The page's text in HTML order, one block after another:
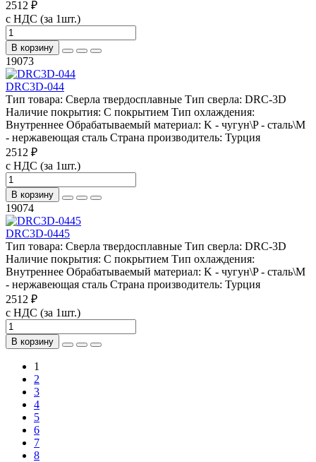
2512 ₽
с НДС (за 1шт.)
В корзину
19073
DRC3D-044
Тип товара: Сверла твердосплавные Тип сверла: DRC-3D
Наличие покрытия: С покрытием Тип охлаждения:
Внутреннее Обрабатываемый материал: K - чугун\P - сталь\М
- нержавеющая сталь Страна производитель: Турция
2512 ₽
с НДС (за 1шт.)
В корзину
19074
DRC3D-0445
Тип товара: Сверла твердосплавные Тип сверла: DRC-3D
Наличие покрытия: С покрытием Тип охлаждения:
Внутреннее Обрабатываемый материал: K - чугун\P - сталь\М
- нержавеющая сталь Страна производитель: Турция
2512 ₽
с НДС (за 1шт.)
В корзину
1
2
3
4
5
6
7
8